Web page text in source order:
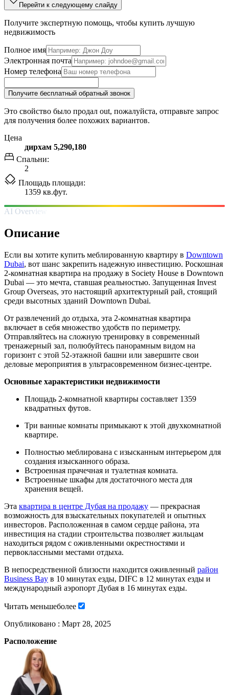
Перейти к следующему слайду
Получите экспертную помощь, чтобы купить лучшую
недвижимость
Полное имя
Электронная почта
Номер телефона
Получите бесплатный обратный звонок
Это свойство было продал out, пожалуйста, отправьте запрос
для получения более похожих вариантов.
Цена
дирхам 5,290,180
Спальни:
2
Площадь площади:
1359 кв.фут.
AI Overview
Описание
Если вы хотите купить меблированную квартиру в Downtown
Dubai, вот шанс закрепить надежную инвестицию. Роскошная
2-комнатная квартира на продажу в Society House в Downtown
Dubai — это мечта, ставшая реальностью. Запущенная Invest
Group Overseas, это настоящий архитектурный рай, стоящий
среди высотных зданий Downtown Dubai.
От развлечений до отдыха, эта 2-комнатная квартира
включает в себя множество удобств по периметру.
Отправляйтесь на сложную тренировку в современный
тренажерный зал, полюбуйтесь панорамным видом на
горизонт с этой 52-этажной башни или завершите свои
деловые мероприятия в ультрасовременном бизнес-центре.
Основные характеристики недвижимости
Площадь 2-комнатной квартиры составляет 1359
квадратных футов.
Три ванные комнаты примыкают к этой двухкомнатной
квартире.
Полностью меблирована с изысканным интерьером для
создания изысканного образа.
Встроенная прачечная и туалетная комната.
Встроенные шкафы для достаточного места для
хранения вещей.
Эта квартира в центре Дубая на продажу — прекрасная
возможность для взыскательных покупателей и опытных
инвесторов. Расположенная в самом сердце района, эта
инвестиция на стадии строительства позволяет жильцам
находиться рядом с оживленными окрестностями и
первоклассными местами отдыха.
В непосредственной близости находится оживленный район
Business Bay в 10 минутах езды, DIFC в 12 минутах езды и
международный аэропорт Дубая в 16 минутах езды.
Читать меньшеболее
Опубликовано : Март 28, 2025
Расположение